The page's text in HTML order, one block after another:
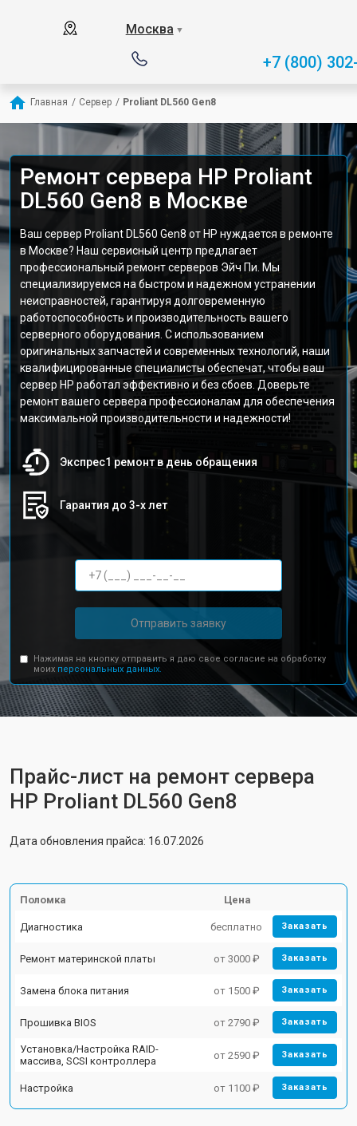
Москва ▼
+7 (800)
Главная / Сервер / Proliant DL560 Gen8
Ремонт сервера HP Proliant
DL560 Gen8 в Москве
Ваш сервер Proliant DL560 Gen8 от HP нуждается в ремонте
в Москве? Наш сервисный центр предлагает
профессиональный ремонт серверов Эйч Пи. Мы
специализируемся на быстром и надежном устранении
неисправностей, гарантируя долговременную
работоспособность и производительность вашего
серверного оборудования. С использованием
оригинальных запчастей и современных технологий, наши
квалифицированные специалисты обеспечат, чтобы ваш
сервер HP работал эффективно и без сбоев. Доверьте
ремонт вашего сервера профессионалам для обеспечения
максимальной производительности и надежности!
Экспрес1 ремонт в день обращения
Гарантия до 3-х лет
Отправить заявку
Нажимая на кнопку отправить я даю свое согласие на обработку
моих персональных данных.
Прайс-лист на ремонт сервера
HP Proliant DL560 Gen8
Дата обновления прайса: 16.07.2026
Поломка Цена
Диагностика бесплатно Заказать
Ремонт материнской платы от 3000 ₽ Заказать
Замена блока питания от 1500 ₽ Заказать
Прошивка BIOS от 2790 ₽ Заказать
Установка/Настройка RAID-
массива, SCSI контроллера
от 2590 ₽ Заказать
Настройка от 1100 ₽ Заказать